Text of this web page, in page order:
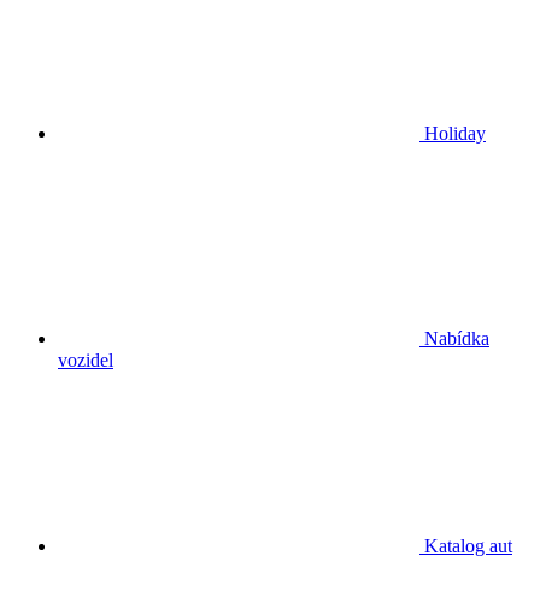
Holiday
Nabídka
vozidel
Katalog aut